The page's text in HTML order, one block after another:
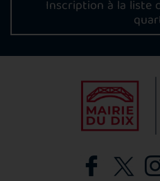
Inscription à la liste